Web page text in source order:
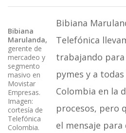
Bibiana
Marulanda,
gerente de
mercadeo y
segmento
masivo en
Movistar
Empresas.
Imagen:
cortesía de
Telefónica
Colombia.
Bibiana
Telefónica
trabajando
pymes y a
Colombia en la
procesos, pero
el mensaje para